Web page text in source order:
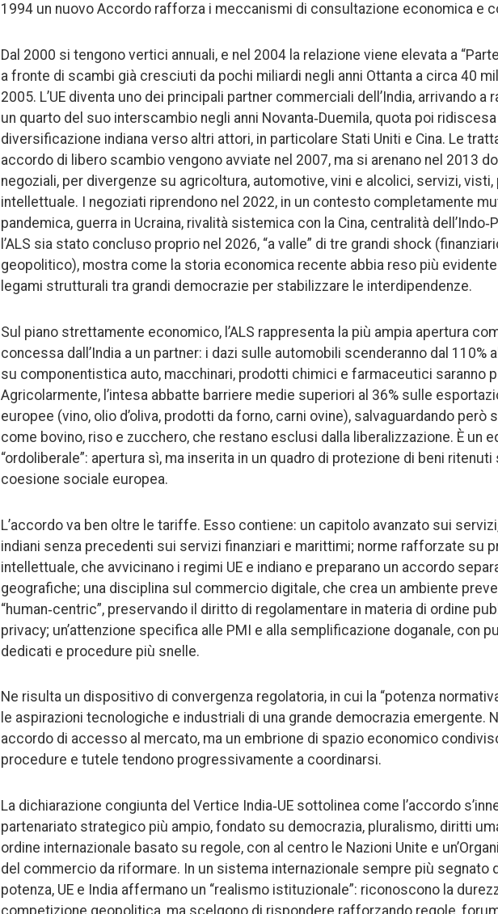
1994 un nuovo Accordo rafforza i meccanismi di consultazione economica e
Dal 2000 si tengono vertici annuali, e nel 2004 la relazione viene elevata a
a fronte di scambi già cresciuti da pochi miliardi negli anni Ottanta a circa 40
2005. L’UE diventa uno dei principali partner commerciali dell’India, arrivando a
un quarto del suo interscambio negli anni Novanta‑Duemila, quota poi
diversificazione indiana verso altri attori, in particolare Stati Uniti e Cina. Le
accordo di libero scambio vengono avviate nel 2007, ma si arenano nel 2013
negoziali, per divergenze su agricoltura, automotive, vini e alcolici, servizi, visti,
intellettuale. I negoziati riprendono nel 2022, in un contesto completamente
pandemica, guerra in Ucraina, rivalità sistemica con la Cina, centralità
l’ALS sia stato concluso proprio nel 2026, “a valle” di tre grandi shock
geopolitico), mostra come la storia economica recente abbia reso più
legami strutturali tra grandi democrazie per stabilizzare le interdipendenze.
Sul piano strettamente economico, l’ALS rappresenta la più ampia apertura
concessa dall’India a un partner: i dazi sulle automobili scenderanno dal 110%
su componentistica auto, macchinari, prodotti chimici e farmaceutici saranno
Agricolarmente, l’intesa abbatte barriere medie superiori al 36% sulle
europee (vino, olio d’oliva, prodotti da forno, carni ovine), salvaguardando però
come bovino, riso e zucchero, che restano esclusi dalla liberalizzazione. È un
“ordoliberale”: apertura sì, ma inserita in un quadro di protezione di beni
coesione sociale europea.
L’accordo va ben oltre le tariffe. Esso contiene: un capitolo avanzato sui
indiani senza precedenti sui servizi finanziari e marittimi; norme rafforzate su
intellettuale, che avvicinano i regimi UE e indiano e preparano un accordo
geografiche; una disciplina sul commercio digitale, che crea un ambiente
“human‑centric”, preservando il diritto di regolamentare in materia di ordine
privacy; un’attenzione specifica alle PMI e alla semplificazione doganale, con
dedicati e procedure più snelle.
Ne risulta un dispositivo di convergenza regolatoria, in cui la “potenza
le aspirazioni tecnologiche e industriali di una grande democrazia emergente.
accordo di accesso al mercato, ma un embrione di spazio economico
procedure e tutele tendono progressivamente a coordinarsi.
La dichiarazione congiunta del Vertice India‑UE sottolinea come l’accordo
partenariato strategico più ampio, fondato su democrazia, pluralismo, diritti
ordine internazionale basato su regole, con al centro le Nazioni Unite e
del commercio da riformare. In un sistema internazionale sempre più segnato
potenza, UE e India affermano un “realismo istituzionale”: riconoscono la